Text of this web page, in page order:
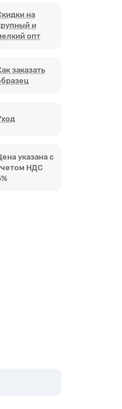
на
и
опт
заказать
указана с
НДС